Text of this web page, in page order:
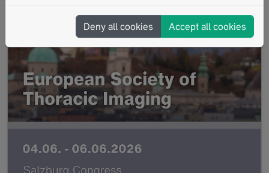
Deny all cookies Accept all cookies